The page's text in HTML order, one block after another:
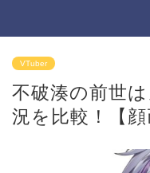
VTuber
不破湊の前世
況を比較！【顔